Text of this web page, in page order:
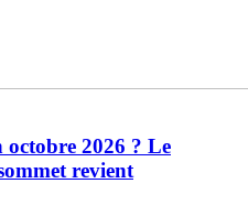
2026 ? Le
revient